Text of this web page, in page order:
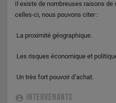
Il existe de nombreuses raisons de
celles-ci, nous pouvons citer :
 La proximité géographique.
 Les risques économique et
 Un très fort pouvoir d’achat.
INTERVENANTS